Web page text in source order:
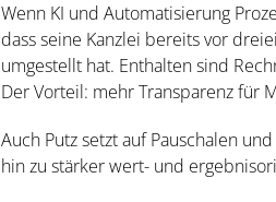
Wenn KI und Automatisierung
dass seine Kanzlei bereits vor
umgestellt hat. Enthalten sind
Der Vorteil: mehr Transparenz für
Auch Putz setzt auf Pauschalen
hin zu stärker wert- und